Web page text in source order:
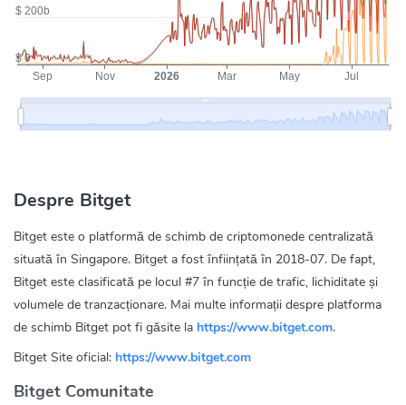
Despre Bitget
Bitget este o platformă de schimb de criptomonede centralizată
situată în Singapore. Bitget a fost înființată în 2018-07. De fapt,
Bitget este clasificată pe locul #7 în funcție de trafic, lichiditate și
volumele de tranzacționare. Mai multe informații despre platforma
de schimb Bitget pot fi găsite la https://www.bitget.com.
Bitget Site oficial: https://www.bitget.com
Bitget Comunitate